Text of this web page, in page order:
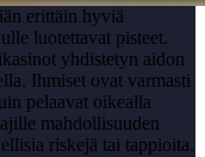
erittäin hyviä
luotettavat pisteet.
yhdistetyn aidon
Ihmiset ovat varmasti
pelaavat oikealla
mahdollisuuden
riskejä tai tappioita.